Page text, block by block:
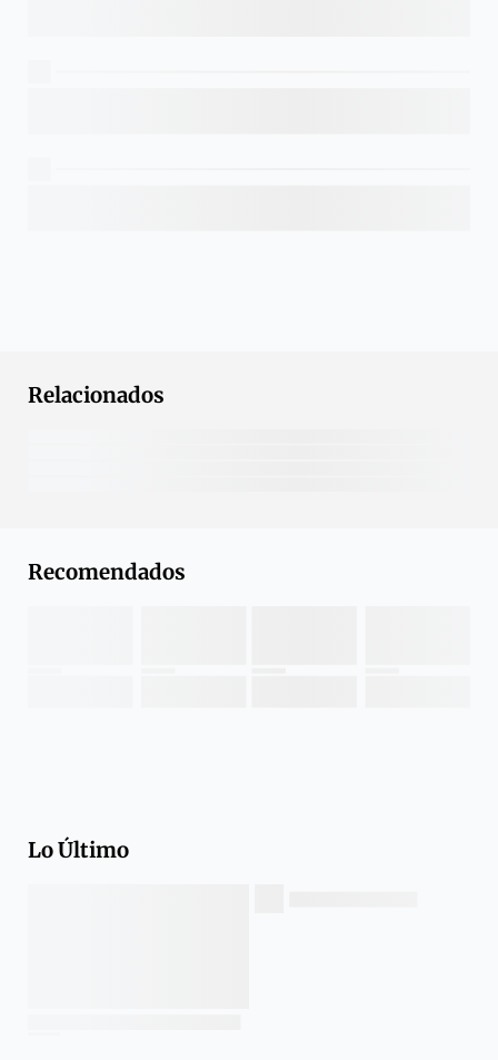
Relacionados
Recomendados
Lo Último